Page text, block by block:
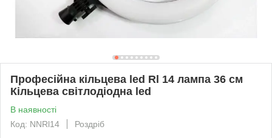
Професійна кільцева led Rl 14 лампа 36 см
Кільцева світлодіодна led
В наявності
Код: NNRl14
Роздріб